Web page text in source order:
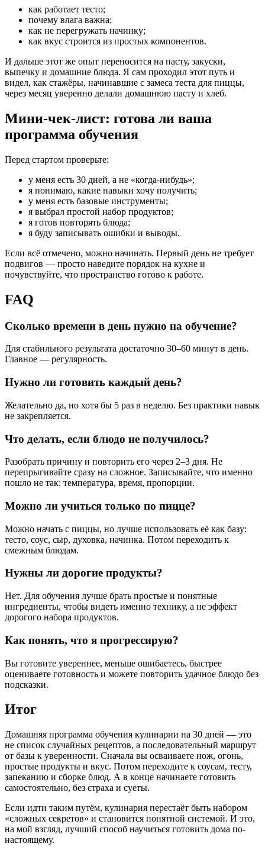
как работает тесто;
почему влага важна;
как не перегружать начинку;
как вкус строится из простых компонентов.
И дальше этот же опыт переносится на пасту, закуски,
выпечку и домашние блюда. Я сам проходил этот путь и
видел, как стажёры, начинавшие с замеса теста для пиццы,
через месяц уверенно делали домашнюю пасту и хлеб.
Мини-чек-лист: готова ли ваша
программа обучения
Перед стартом проверьте:
у меня есть 30 дней, а не «когда-нибудь»;
я понимаю, какие навыки хочу получить;
у меня есть базовые инструменты;
я выбрал простой набор продуктов;
я готов повторять блюда;
я буду записывать ошибки и выводы.
Если всё отмечено, можно начинать. Первый день не требует
подвигов — просто наведите порядок на кухне и
почувствуйте, что пространство готово к работе.
FAQ
Сколько времени в день нужно на обучение?
Для стабильного результата достаточно 30–60 минут в день.
Главное — регулярность.
Нужно ли готовить каждый день?
Желательно да, но хотя бы 5 раз в неделю. Без практики навык
не закрепляется.
Что делать, если блюдо не получилось?
Разобрать причину и повторить его через 2–3 дня. Не
перепрыгивайте сразу на сложное. Записывайте, что именно
пошло не так: температура, время, пропорции.
Можно ли учиться только по пицце?
Можно начать с пиццы, но лучше использовать её как базу:
тесто, соус, сыр, духовка, начинка. Потом переходить к
смежным блюдам.
Нужны ли дорогие продукты?
Нет. Для обучения лучше брать простые и понятные
ингредиенты, чтобы видеть именно технику, а не эффект
дорогого набора продуктов.
Как понять, что я прогрессирую?
Вы готовите увереннее, меньше ошибаетесь, быстрее
оцениваете готовность и можете повторить удачное блюдо без
подсказки.
Итог
Домашняя программа обучения кулинарии на 30 дней — это
не список случайных рецептов, а последовательный маршрут
от базы к уверенности. Сначала вы осваиваете нож, огонь,
простые продукты и вкус. Потом переходите к соусам, тесту,
запеканию и сборке блюд. А в конце начинаете готовить
самостоятельно, без страха и суеты.
Если идти таким путём, кулинария перестаёт быть набором
«сложных секретов» и становится понятной системой. И это,
на мой взгляд, лучший способ научиться готовить дома по-
настоящему.